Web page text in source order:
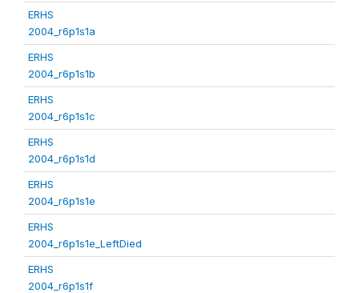
ERHS
2004_r6p1s1a
ERHS
2004_r6p1s1b
ERHS
2004_r6p1s1c
ERHS
2004_r6p1s1d
ERHS
2004_r6p1s1e
ERHS
2004_r6p1s1e_LeftDied
ERHS
2004_r6p1s1f